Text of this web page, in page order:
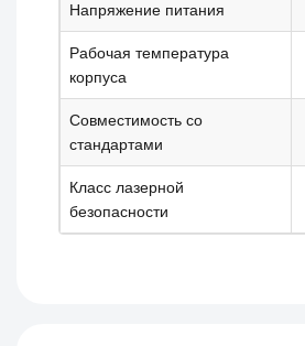
Напряжение питания
Рабочая температура
корпуса
Совместимость со
стандартами
Класс лазерной
безопасности